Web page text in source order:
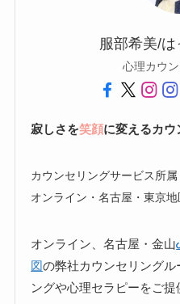
服部希美/
心理カウ
寂しさを笑顔に変えるカウ
カウンセリングサービス所属
オンライン・名古屋・東京地
オンライン、名古屋・金山
図の弊社カウンセリングル
ングや心理セラピーをご提